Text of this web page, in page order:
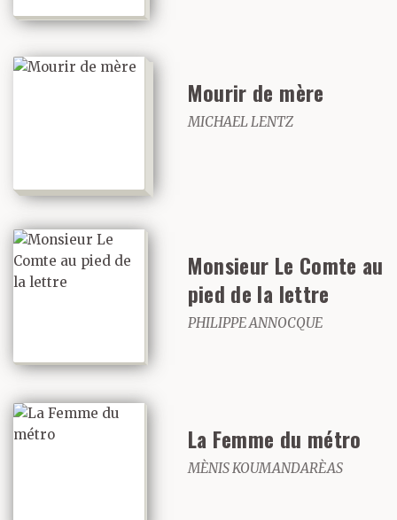
Mourir de mère
MICHAEL LENTZ
Monsieur Le Comte au
pied de la lettre
PHILIPPE ANNOCQUE
La Femme du métro
MÈNIS KOUMANDARÈAS